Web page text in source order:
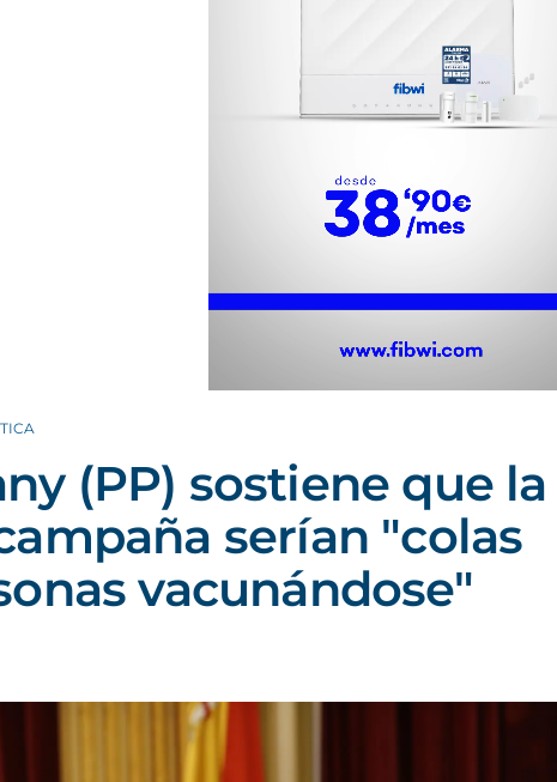
(PP) sostiene que la
serían "colas
vacunándose"